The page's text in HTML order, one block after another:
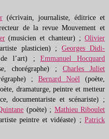
(écrivain, journaliste, éditrice et
de la revue Mouvement et
(musicien et chanteur) ;Olivier
plasticien) ;Georges Didi-
de l’art) ;Emmanuel Hocquard
chorégraphe) ; Charles Juliet
; Bernard Noël(poète,
dramaturge, peintre et metteur
documentariste et scénariste) ;
(poète) ; Mathieu Riboulet
peintre et vidéaste) ;Patrick